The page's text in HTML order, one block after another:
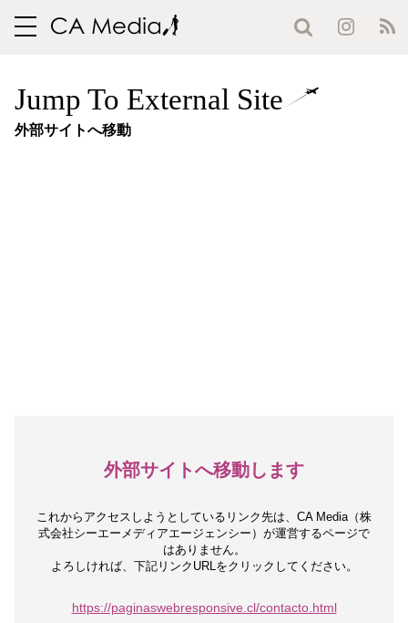
toggle
Jump To External Site
外部サイトへ移動
外部サイトへ移動します
これからアクセスしようとしているリンク先は、 CA Media（株
式会社シーエーメディアエージェンシー）が運営するページで
はありません。
よろしければ、下記リンクURLをクリックしてください。
https://paginaswebresponsive.cl/contacto.html